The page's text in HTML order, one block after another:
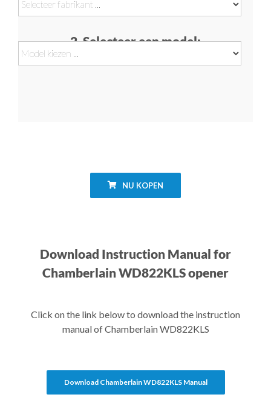
2. Selecteer een model:
NU KOPEN
Download Instruction Manual for
Chamberlain WD822KLS opener
Click on the link below to download the instruction
manual of Chamberlain WD822KLS
Download Chamberlain WD822KLS Manual